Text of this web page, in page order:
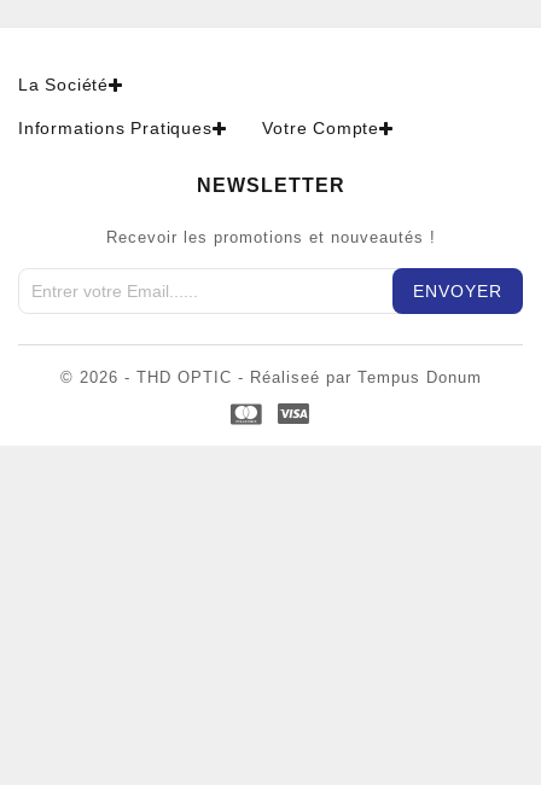
La Société
Informations Pratiques Votre Compte
NEWSLETTER
Recevoir les promotions et nouveautés !
© 2026 - THD OPTIC - Réaliseé par Tempus Donum